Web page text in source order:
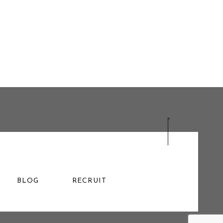
BLOG RECRUIT